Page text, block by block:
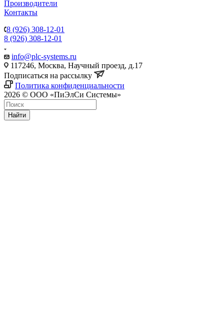
Производители
Контакты
8 (926) 308-12-01
8 (926) 308-12-01
info@plc-systems.ru
117246, Москва, Научный проезд, д.17
Подписаться на рассылку
Политика конфиденциальности
2026 © ООО «ПиЭлСи Системы»
Найти